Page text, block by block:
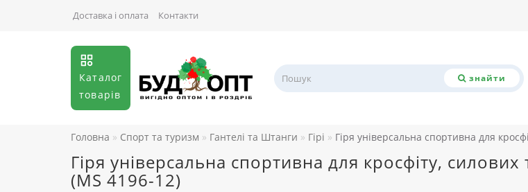
Доставка і оплата Контакти
Каталог
товарів
знайти
Головна Спорт та туризм Гантелі та Штанги Гірі Гіря універсальна спортивна для
Гіря універсальна спортивна для кросфіту, силових
(MS 4196-12)